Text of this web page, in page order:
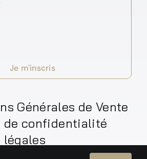
Je m'inscris
Générales de Vente
de confidentialité
légales